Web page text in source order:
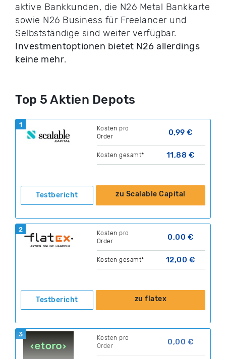
aktive Bankkunden, die N26 Metal Bankkarte
sowie N26 Business für Freelancer und
Selbstständige sind weiter verfügbar.
Investmentoptionen bietet N26 allerdings
keine mehr.
Top 5 Aktien Depots
1
Kosten pro
Order
0,99 €
Kosten gesamt* 11,88 €
Testbericht zu Scalable Capital
2
Kosten pro
Order
0,00 €
Kosten gesamt* 12,00 €
Testbericht zu flatex
3
Kosten pro
Order
0,00 €